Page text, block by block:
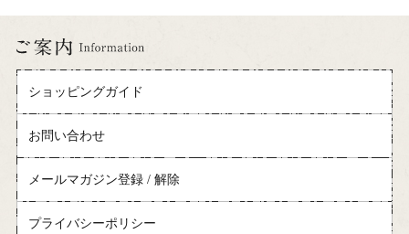
ショッピングガイド
お問い合わせ
メールマガジン登録 / 解除
プライバシーポリシー